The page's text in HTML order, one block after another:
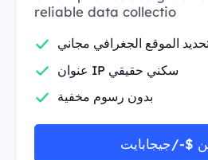
reliable data collectio
الموقع الجغرافي مجاني
عنوان IP سكني حقيقي
بدون رسوم مخفية
$-/جيجابايت